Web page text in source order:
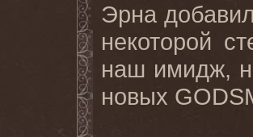
Эрна
некоторой
наш имидж,
новых